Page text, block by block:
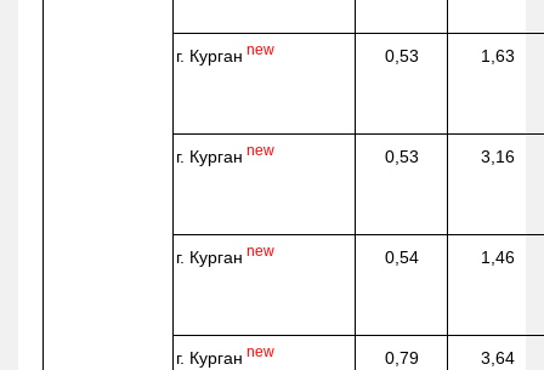
г. Курган new 0,53 1,63
г. Курган new 0,53 3,16
г. Курган new 0,54 1,46
г. Курган new 0,79 3,64